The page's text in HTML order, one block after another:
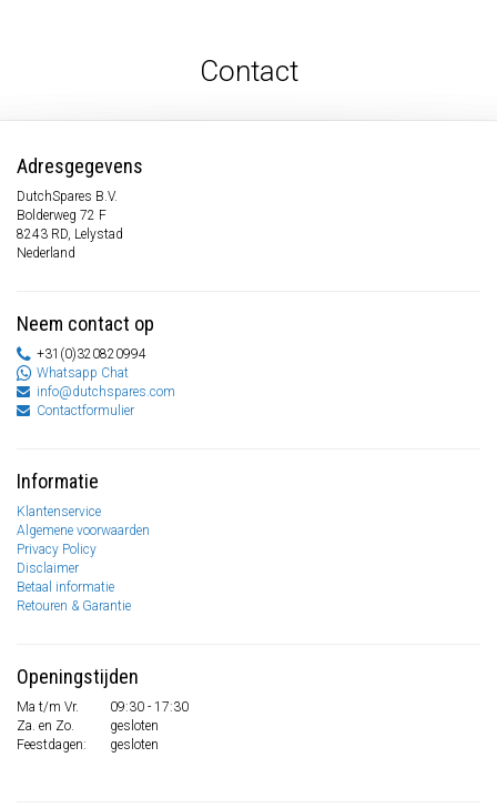
Contact
Adresgegevens
DutchSpares B.V.
Bolderweg 72 F
8243 RD, Lelystad
Nederland
Neem contact op
+31(0)320820994
Whatsapp Chat
info@dutchspares.com
Contactformulier
Informatie
Klantenservice
Algemene voorwaarden
Privacy Policy
Disclaimer
Betaal informatie
Retouren & Garantie
Openingstijden
Ma t/m Vr.
09:30 - 17:30
Za. en Zo.
gesloten
Feestdagen:
gesloten